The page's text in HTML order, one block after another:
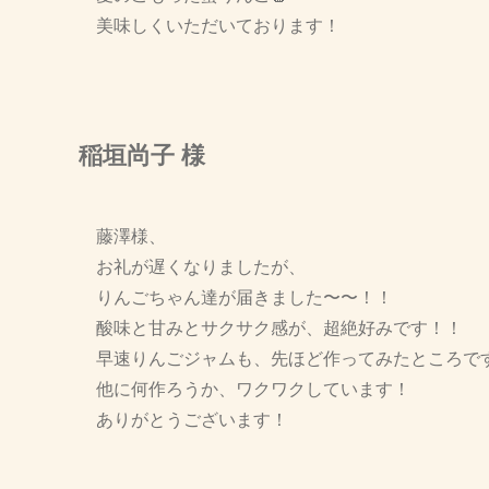
美味しくいただいております！
稲垣尚子 様
藤澤様、
お礼が遅くなりましたが、
りんごちゃん達が届きました〜〜！！
酸味と甘みとサクサク感が、超絶好みです！！
早速りんごジャムも、先ほど作ってみたところで
他に何作ろうか、ワクワクしています！
ありがとうございます！